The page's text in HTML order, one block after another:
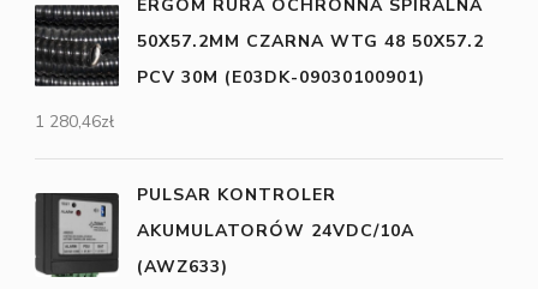
ERGOM RURA OCHRONNA SPIRALNA
50X57.2MM CZARNA WTG 48 50X57.2
PCV 30M (E03DK-09030100901)
1 280,46zł
PULSAR KONTROLER
AKUMULATORÓW 24VDC/10A
(AWZ633)